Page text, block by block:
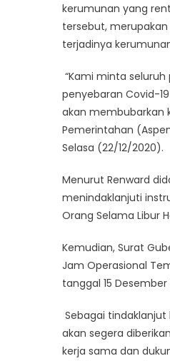
kerumunan yang
tersebut, merupakan
terjadinya
“Kami minta
penyebaran Covid-
akan membubarkan
Pemerintahan
Selasa (22/12/2020).
Menurut Renward
menindaklanjuti
Orang Selama Libur
Kemudian, Surat
Jam Operasional
tanggal 15
Sebagai
akan segera
kerja sama dan